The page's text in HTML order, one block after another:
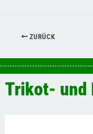
ZURÜCK
Trikot- und